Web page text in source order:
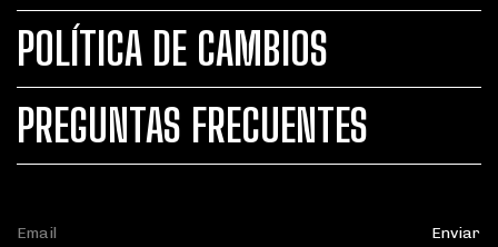
POLÍTICA DE CAMBIOS
PREGUNTAS FRECUENTES